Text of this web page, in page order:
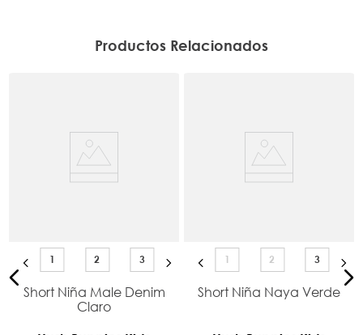
Productos Relacionados
1 2 3
Short Niña Male Denim
Claro
1 2 3
Short Niña Naya Verde